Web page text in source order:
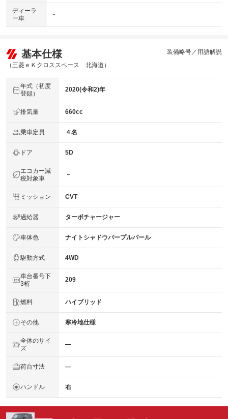
ディーラ
ー車
-
基本仕様
（三菱ｅＫクロススペース 北海道）
装備略号／用語解説
年式（初度
登録）
2020(令和2)年
排気量 660cc
乗車定員 ４名
ドア 5D
エコカー減
税対象車
－
ミッション CVT
過給器 ターボチャージャー
車体色 ナイトシャドウパープルパール
駆動方式 4WD
車台番号下
3桁
209
燃料 ハイブリッド
その他 寒冷地仕様
全体のサイ
ズ
―
荷台寸法 ―
ハンドル 右